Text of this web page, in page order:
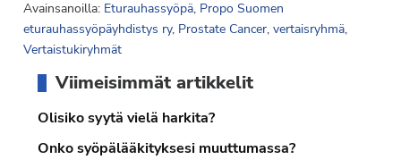
Avainsanoilla: Eturauhassyöpä, Propo Suomen
eturauhassyöpäyhdistys ry, Prostate Cancer, vertaisryhmä,
Vertaistukiryhmät
sivupalkki
Viimeisimmät artikkelit
Olisiko syytä vielä harkita?
Onko syöpälääkityksesi muuttumassa?